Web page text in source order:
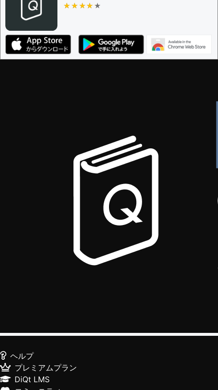
編集ガイドライン
★★★★★
★★★★★
ヘルプ
プレミアムプラン
DiQt LMS